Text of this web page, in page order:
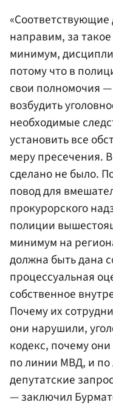
направим, за
минимум,
потому что в
свои полномочия
возбудить
необходимые
установить все
меру пресечения.
сделано не было.
повод для
прокурорского
полиции
минимум на
должна быть дана
процессуальная
собственное
Почему их
они нарушили,
кодекс, почему
по линии МВД, и
депутатские
— заключил